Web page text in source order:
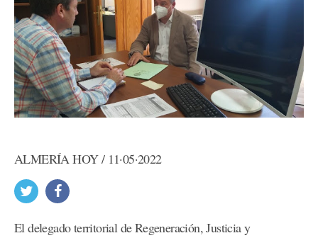
ALMERÍA HOY / 11·05·2022
El delegado territorial de Regeneración, Justicia y